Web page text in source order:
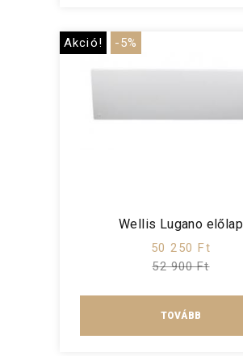
Akció! -5%
Wellis Lugano előlap
50 250 Ft
52 900 Ft
TOVÁBB